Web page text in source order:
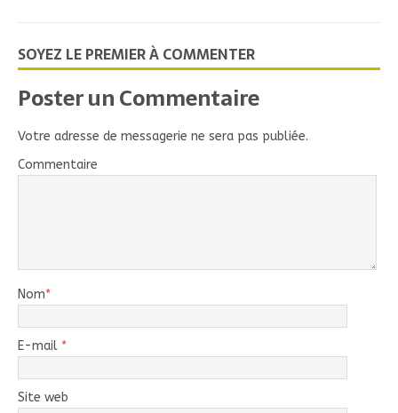
SOYEZ LE PREMIER À COMMENTER
Poster un Commentaire
Votre adresse de messagerie ne sera pas publiée.
Commentaire
Nom*
E-mail *
Site web